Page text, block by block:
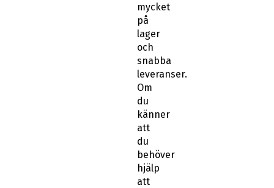
mycket
på
lager
och
snabba
leveranser.
Om
du
känner
att
du
behöver
hjälp
att